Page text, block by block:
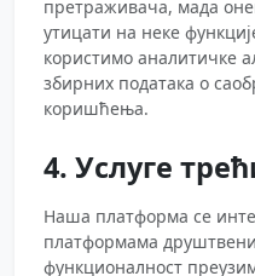
претраживача, мада
утицати на неке
користимо аналитичке
збирних података о
коришћења.
4. Услуге
Наша платформа се
платформама
функционалност